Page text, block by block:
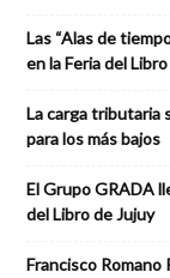
Las “Alas de
en la Feria del
La carga tributaria
para los más bajos
El Grupo GRADA
del Libro de Jujuy
Francisco Romano